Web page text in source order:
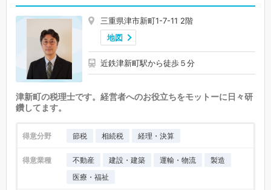
三重県津市新町1-7-11 2階
地図
近鉄津新町駅から徒歩５分
津新町の税理士です。経営者へのお役立ちをモットーに日々研
鑽してます。
得意分野 節税 相続税 経理・決算
得意業種 不動産 建設・建築 運輸・物流
製造
医療・福祉